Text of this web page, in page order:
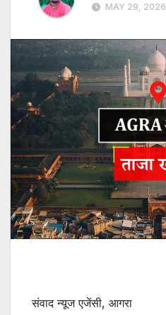
MAY 29, 2026
संवाद न्यूज एजेंसी, आगरा